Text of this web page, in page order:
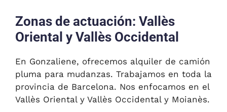
Zonas de actuación: Vallès
Oriental y Vallès Occidental
En Gonzaliene, ofrecemos alquiler de camión
pluma para mudanzas. Trabajamos en toda la
provincia de Barcelona. Nos enfocamos en el
Vallès Oriental y Vallès Occidental y Moianès.